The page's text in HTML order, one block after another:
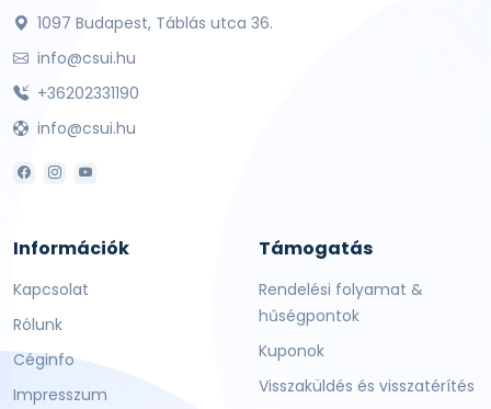
1097 Budapest, Táblás utca 36.
info@csui.hu
+36202331190
info@csui.hu
Információk
Kapcsolat
Rólunk
Céginfo
Impresszum
Támogatás
Rendelési folyamat &
hűségpontok
Kuponok
Visszaküldés és visszatérítés